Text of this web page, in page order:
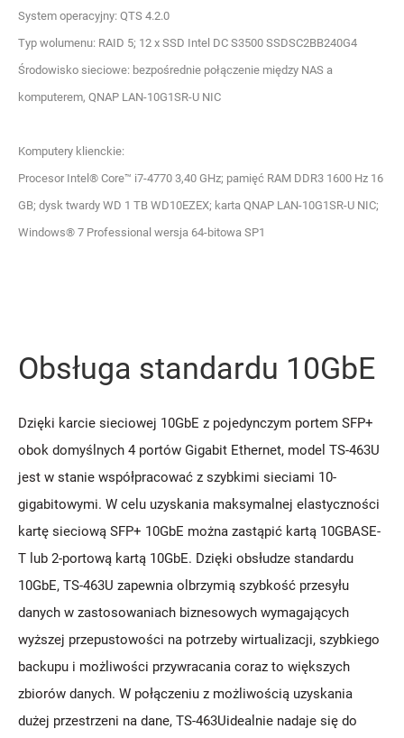
System operacyjny: QTS 4.2.0
Typ wolumenu: RAID 5; 12 x SSD Intel DC S3500 SSDSC2BB240G4
Środowisko sieciowe: bezpośrednie połączenie między NAS a
komputerem, QNAP LAN-10G1SR-U NIC
Komputery klienckie:
Procesor Intel® Core™ i7-4770 3,40 GHz; pamięć RAM DDR3 1600 Hz 16
GB; dysk twardy WD 1 TB WD10EZEX; karta QNAP LAN-10G1SR-U NIC;
Windows® 7 Professional wersja 64-bitowa SP1
Obsługa standardu 10GbE
Dzięki karcie sieciowej 10GbE z pojedynczym portem SFP+
obok domyślnych 4 portów Gigabit Ethernet, model TS-463U
jest w stanie współpracować z szybkimi sieciami 10-
gigabitowymi. W celu uzyskania maksymalnej elastyczności
kartę sieciową SFP+ 10GbE można zastąpić kartą 10GBASE-
T lub 2-portową kartą 10GbE. Dzięki obsłudze standardu
10GbE, TS-463U zapewnia olbrzymią szybkość przesyłu
danych w zastosowaniach biznesowych wymagających
wyższej przepustowości na potrzeby wirtualizacji, szybkiego
backupu i możliwości przywracania coraz to większych
zbiorów danych. W połączeniu z możliwością uzyskania
dużej przestrzeni na dane, TS-463Uidealnie nadaje się do